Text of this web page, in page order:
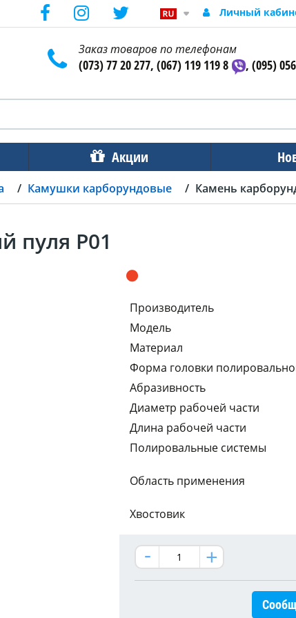
Личный
Заказ товаров по телефонам
(073) 77 20 277, (067) 119 119 8 , (095)
Акции
Камушки карборундовые Камень
пуля P01
Производитель
Модель
Материал
Форма головки
Абразивность
Диаметр рабочей части
Длина рабочей части
Полировальные системы
Область применения
Хвостовик